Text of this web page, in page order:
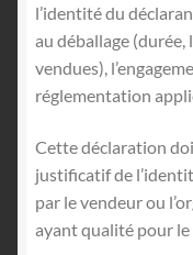
l’identité du
au déballage (durée,
vendues),
réglementation
Cette déclaration
justificatif de
par le vendeur ou
ayant qualité pour